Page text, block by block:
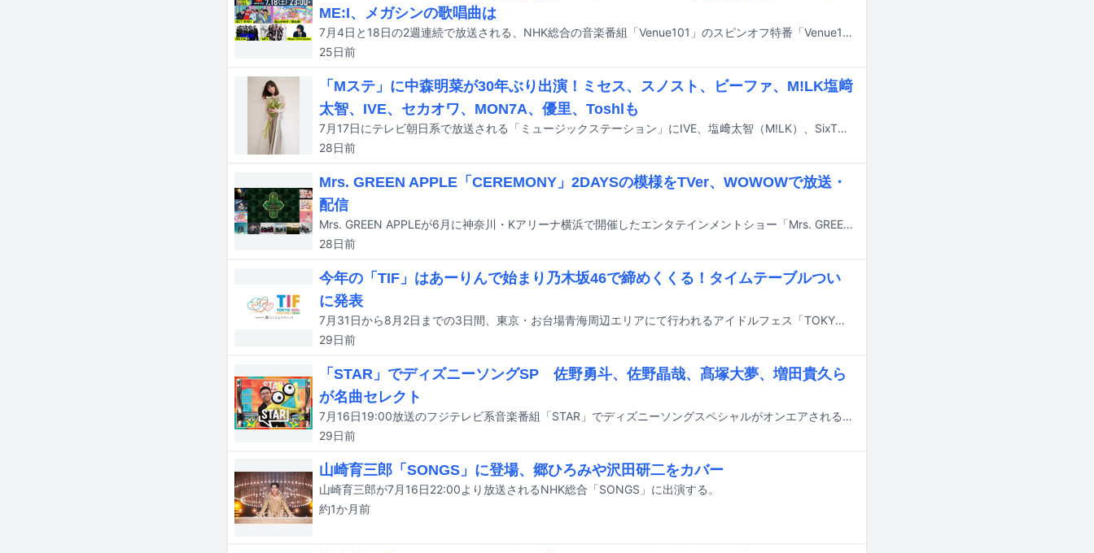
ME:I、メガシンの歌唱曲は
7月4日と18日の2週連続で放送される、NHK総合の音楽番組「Venue101」のスピンオフ特番「Venue101 EXTRA」。このうち18日放送回の詳細が発表された。
25日前
「Mステ」に中森明菜が30年ぶり出演！ミセス、スノスト、ビーファ、M!LK塩﨑
太智、IVE、セカオワ、MON7A、優里、Toshlも
7月17日にテレビ朝日系で放送される「ミュージックステーション」にIVE、塩﨑太智（M!LK）、SixTONES、Snow Man、SEKAI NO OWARI、Toshl、中森明菜、BE:FIRST、Mrs. GREEN APPLE、MON7A、優里が出演する。
28日前
Mrs. GREEN APPLE「CEREMONY」2DAYSの模様をTVer、WOWOWで放送・
配信
Mrs. GREEN APPLEが6月に神奈川・Kアリーナ横浜で開催したエンタテインメントショー「Mrs. GREEN APPLE presents『CEREMONY』2026」の模様が、8月22、23日にTVerおよびWOWOWで放送・配信される。
28日前
今年の「TIF」はあーりんで始まり乃木坂46で締めくくる！タイムテーブルつい
に発表
7月31日から8月2日までの3日間、東京・お台場青海周辺エリアにて行われるアイドルフェス「TOKYO IDOL FESTIVAL 2026 supported by にしたんクリニック」のタイムテーブルが発表された。
29日前
「STAR」でディズニーソングSP 佐野勇斗、佐野晶哉、髙塚大夢、増田貴久ら
が名曲セレクト
7月16日19:00放送のフジテレビ系音楽番組「STAR」でディズニーソングスペシャルがオンエアされる。
29日前
山崎育三郎「SONGS」に登場、郷ひろみや沢田研二をカバー
山崎育三郎が7月16日22:00より放送されるNHK総合「SONGS」に出演する。
約1か月前